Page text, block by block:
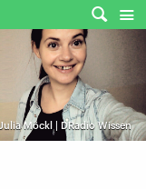
Julia Möckl | DRadio Wissen